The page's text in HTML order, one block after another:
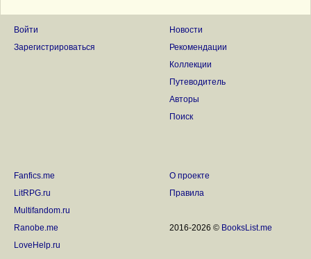
Войти
Зарегистрироваться
Новости
Рекомендации
Коллекции
Путеводитель
Авторы
Поиск
Fanfics.me
LitRPG.ru
Multifandom.ru
Ranobe.me
LoveHelp.ru
О проекте
Правила
2016-2026 © BooksList.me